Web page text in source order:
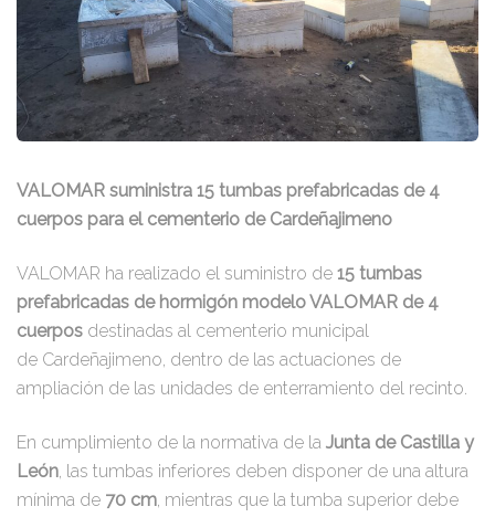
VALOMAR suministra 15 tumbas prefabricadas de 4
cuerpos para el cementerio de Cardeñajimeno
VALOMAR ha realizado el suministro de 15 tumbas
prefabricadas de hormigón modelo VALOMAR de 4
cuerpos destinadas al cementerio municipal
de Cardeñajimeno, dentro de las actuaciones de
ampliación de las unidades de enterramiento del recinto.
En cumplimiento de la normativa de la Junta de Castilla y
León, las tumbas inferiores deben disponer de una altura
mínima de 70 cm, mientras que la tumba superior debe